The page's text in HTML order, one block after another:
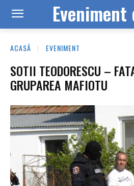
ACASĂ EVENIMENT
SOTII TEODORESCU –
GRUPAREA MAFIOTU